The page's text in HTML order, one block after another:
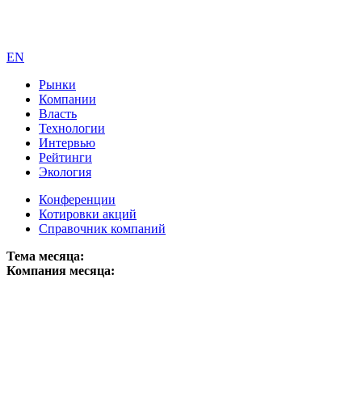
EN
Рынки
Компании
Власть
Технологии
Интервью
Рейтинги
Экология
Конференции
Котировки акций
Справочник компаний
Тема месяца:
Компания месяца: